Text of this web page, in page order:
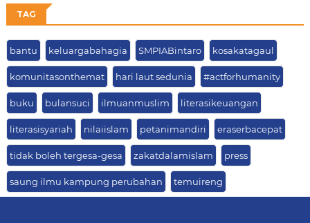
TAG
bantu keluargabahagia SMPIABintaro kosakatagaul
komunitasonthemat hari laut sedunia #actforhumanity
buku bulansuci ilmuanmuslim literasikeuangan
literasisyariah nilaiislam petanimandiri eraserbacepat
tidak boleh tergesa-gesa zakatdalamislam press
saung ilmu kampung perubahan temuireng